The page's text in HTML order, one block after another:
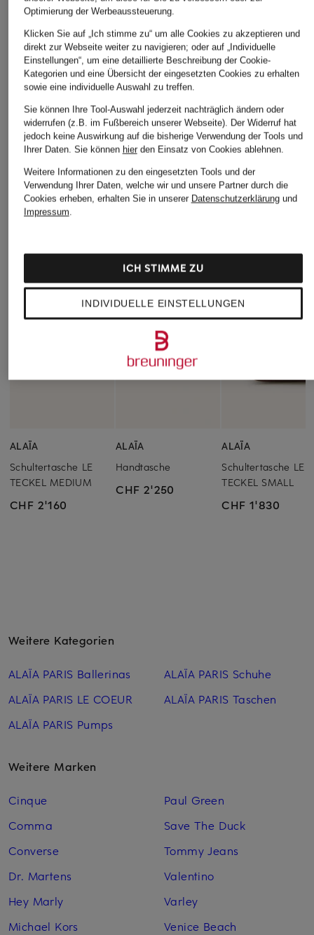
ÄHNLICHE ARTIKEL ENTDECKEN
ALAÏA
Schultertasche LE
TECKEL MEDIUM
CHF 2'160
ALAÏA
Handtasche
CHF 2'250
ALAÏA
Schultertasche LE
TECKEL SMALL
CHF 1'830
Weitere Kategorien
ALAÏA PARIS Ballerinas
ALAÏA PARIS LE COEUR
ALAÏA PARIS Pumps
ALAÏA PARIS Schuhe
ALAÏA PARIS Taschen
Weitere Marken
Cinque
Comma
Converse
Dr. Martens
Hey Marly
Michael Kors
Paul Green
Save The Duck
Tommy Jeans
Valentino
Varley
Venice Beach
Optimierung der Werbeaussteuerung.
Klicken Sie auf „Ich stimme zu“ um alle Cookies zu akzeptieren und
direkt zur Webseite weiter zu navigieren; oder auf „Individuelle
Einstellungen“, um eine detaillierte Beschreibung der Cookie-
Kategorien und eine Übersicht der eingesetzten Cookies zu erhalten
sowie eine individuelle Auswahl zu treffen.
Sie können Ihre Tool-Auswahl jederzeit nachträglich ändern oder
widerrufen (z.B. im Fußbereich unserer Webseite). Der Widerruf hat
jedoch keine Auswirkung auf die bisherige Verwendung der Tools und
Ihrer Daten. Sie können hierden Einsatz von Cookies ablehnen.
Weitere Informationen zu den eingesetzten Tools und der
Verwendung Ihrer Daten, welche wir und unsere Partner durch die
Cookies erheben, erhalten Sie in unserer Datenschutzerklärungund
Impressum.
INDIVIDUELLE EINSTELLUNGEN
ICH STIMME ZU